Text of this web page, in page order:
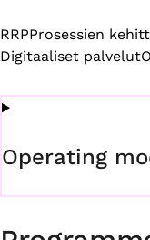
RRPProsessien
Digitaaliset palvelut
Operating